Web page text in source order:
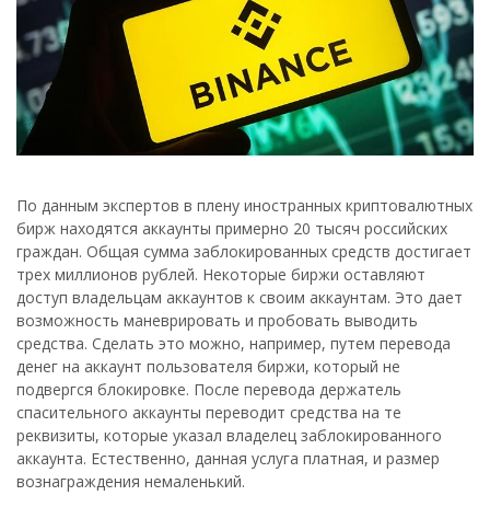
По данным экспертов в плену иностранных криптовалютных
бирж находятся аккаунты примерно 20 тысяч российских
граждан. Общая сумма заблокированных средств достигает
трех миллионов рублей. Некоторые биржи оставляют
доступ владельцам аккаунтов к своим аккаунтам. Это дает
возможность маневрировать и пробовать выводить
средства. Сделать это можно, например, путем перевода
денег на аккаунт пользователя биржи, который не
подвергся блокировке. После перевода держатель
спасительного аккаунты переводит средства на те
реквизиты, которые указал владелец заблокированного
аккаунта. Естественно, данная услуга платная, и размер
вознаграждения немаленький.